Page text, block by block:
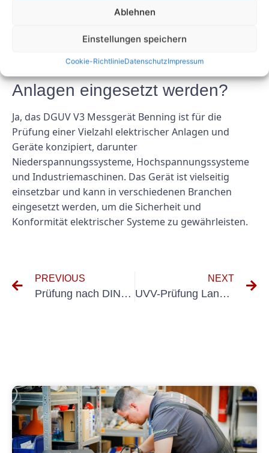
Ablehnen
Einstellungen speichern
Cookie-RichtlinieDatenschutzImpressum
2. Kann das DGUV V3
Messgerät Benning zur Prüfung
verschiedener Arten elektrischer
Anlagen eingesetzt werden?
Ja, das DGUV V3 Messgerät Benning ist für die
Prüfung einer Vielzahl elektrischer Anlagen und
Geräte konzipiert, darunter
Niederspannungssysteme, Hochspannungssysteme
und Industriemaschinen. Das Gerät ist vielseitig
einsetzbar und kann in verschiedenen Branchen
eingesetzt werden, um die Sicherheit und
Konformität elektrischer Systeme zu gewährleisten.
PREVIOUS
Prüfung nach DIN VDE 0701 0702
NEXT
UVV-Prüfung Langenfeld (Rheinland)